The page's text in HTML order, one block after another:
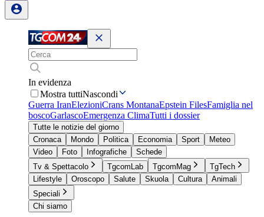
In evidenza
Mostra tuttiNascondi
Guerra IranElezioniCrans MontanaEpstein FilesFamiglia nel
boscoGarlascoEmergenza ClimaTutti i dossier
Tutte le notizie del giorno
Cronaca
Mondo Politica Economia Sport
Meteo
Video
Foto Infografiche
Schede
Tv & Spettacolo
TgcomLab TgcomMag
TgTech
Lifestyle
Oroscopo Salute Skuola Cultura
Animali
Speciali
Chi siamo